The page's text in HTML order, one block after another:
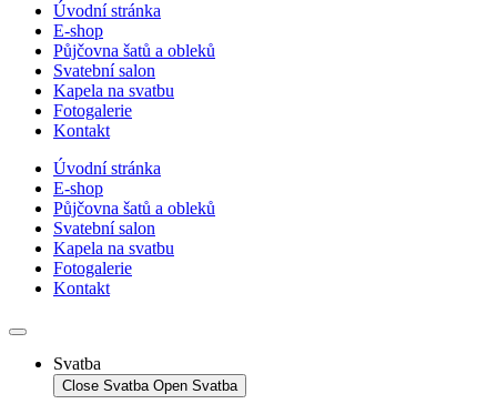
Úvodní stránka
E-shop
Půjčovna šatů a obleků
Svatební salon
Kapela na svatbu
Fotogalerie
Kontakt
Úvodní stránka
E-shop
Půjčovna šatů a obleků
Svatební salon
Kapela na svatbu
Fotogalerie
Kontakt
Svatba
Close Svatba Open Svatba